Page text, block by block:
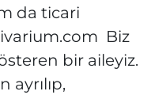
da ticari
Biz
bir aileyiz.
ayrılıp,